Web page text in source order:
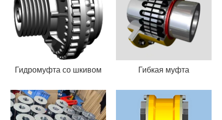
Гидромуфта со шкивом Гибкая муфта